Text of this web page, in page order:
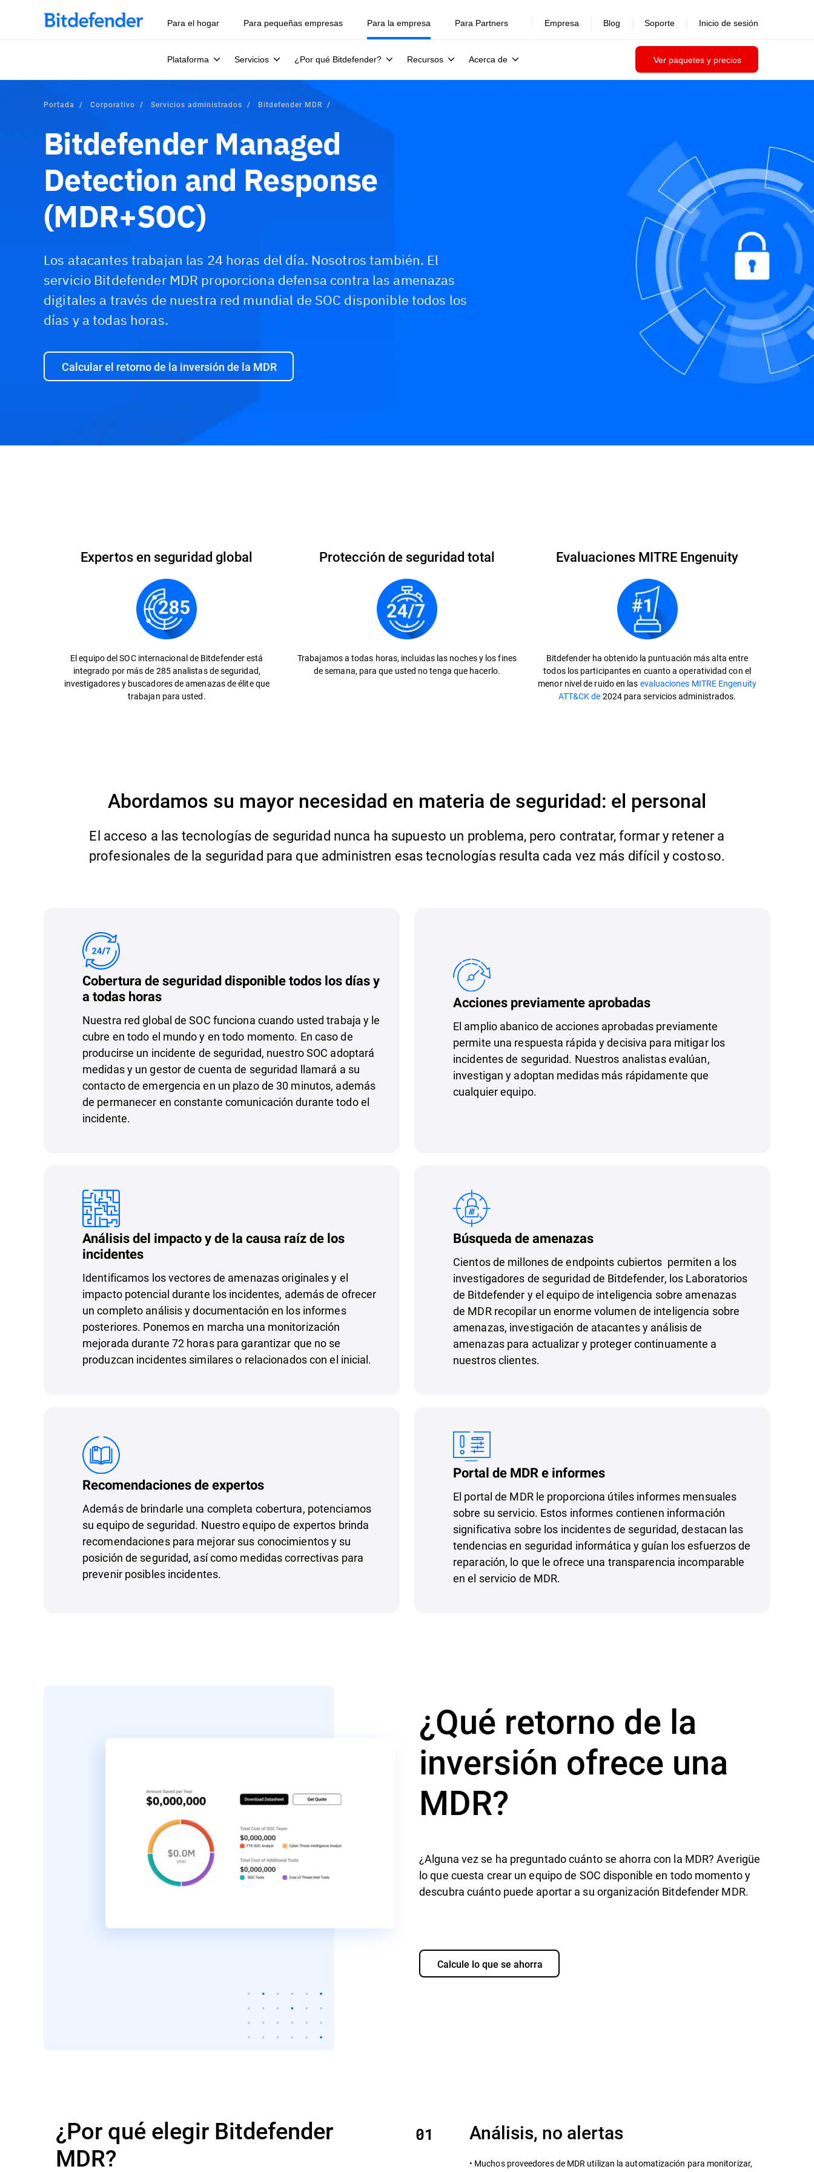
Para el hogar Para pequeñas empresas Para la empresa
Plataforma Servicios ¿Por qué Bitdefender? Recursos Acerca de Ver paquetes y precios
Para Partners Empresa Blog Soporte Inicio de sesión
Portada Corporativo Servicios administrados Bitdefender MDR
Bitdefender Managed
Detection and Response
(MDR+SOC)
Los atacantes trabajan las 24 horas del día. Nosotros también. El
servicio Bitdefender MDR proporciona defensa contra las amenazas
digitales a través de nuestra red mundial de SOC disponible todos los
días y a todas horas.
Calcular el retorno de la inversión de la MDR
Expertos en seguridad global
El equipo del SOC internacional de Bitdefender está
integrado por más de 285 analistas de seguridad,
investigadores y buscadores de amenazas de élite que
trabajan para usted.
Protección de seguridad total
Trabajamos a todas horas, incluidas las noches y los fines
de semana, para que usted no tenga que hacerlo.
Evaluaciones MITRE Engenuity
Bitdefender ha obtenido la puntuación más alta entre
todos los participantes en cuanto a operatividad con el
menor nivel de ruido en las evaluaciones MITRE Engenuity
ATT&CK de 2024 para servicios administrados.
Abordamos su mayor necesidad en materia de seguridad: el personal
El acceso a las tecnologías de seguridad nunca ha supuesto un problema, pero contratar, formar y retener a
profesionales de la seguridad para que administren esas tecnologías resulta cada vez más difícil y costoso.
Cobertura de seguridad disponible todos los días y
a todas horas
Nuestra red global de SOC funciona cuando usted trabaja y le
cubre en todo el mundo y en todo momento. En caso de
producirse un incidente de seguridad, nuestro SOC adoptará
medidas y un gestor de cuenta de seguridad llamará a su
contacto de emergencia en un plazo de 30 minutos, además
de permanecer en constante comunicación durante todo el
incidente.
Acciones previamente aprobadas
El amplio abanico de acciones aprobadas previamente
permite una respuesta rápida y decisiva para mitigar los
incidentes de seguridad. Nuestros analistas evalúan,
investigan y adoptan medidas más rápidamente que
cualquier equipo.
Análisis del impacto y de la causa raíz de los
incidentes
Identificamos los vectores de amenazas originales y el
impacto potencial durante los incidentes, además de ofrecer
un completo análisis y documentación en los informes
posteriores. Ponemos en marcha una monitorización
mejorada durante 72 horas para garantizar que no se
produzcan incidentes similares o relacionados con el inicial.
Búsqueda de amenazas
Cientos de millones de endpoints cubiertos permiten a los
investigadores de seguridad de Bitdefender, los Laboratorios
de Bitdefender y el equipo de inteligencia sobre amenazas
de MDR recopilar un enorme volumen de inteligencia sobre
amenazas, investigación de atacantes y análisis de
amenazas para actualizar y proteger continuamente a
nuestros clientes.
Recomendaciones de expertos
Además de brindarle una completa cobertura, potenciamos
su equipo de seguridad. Nuestro equipo de expertos brinda
recomendaciones para mejorar sus conocimientos y su
posición de seguridad, así como medidas correctivas para
prevenir posibles incidentes.
Portal de MDR e informes
El portal de MDR le proporciona útiles informes mensuales
sobre su servicio. Estos informes contienen información
significativa sobre los incidentes de seguridad, destacan las
tendencias en seguridad informática y guían los esfuerzos de
reparación, lo que le ofrece una transparencia incomparable
en el servicio de MDR.
¿Qué retorno de la
inversión ofrece una
MDR?
¿Alguna vez se ha preguntado cuánto se ahorra con la MDR? Averigüe
lo que cuesta crear un equipo de SOC disponible en todo momento y
descubra cuánto puede aportar a su organización Bitdefender MDR.
Calcule lo que se ahorra
¿Por qué elegir Bitdefender
MDR?
Análisis, no alertas
• Muchos proveedores de MDR utilizan la automatización para monitorizar,